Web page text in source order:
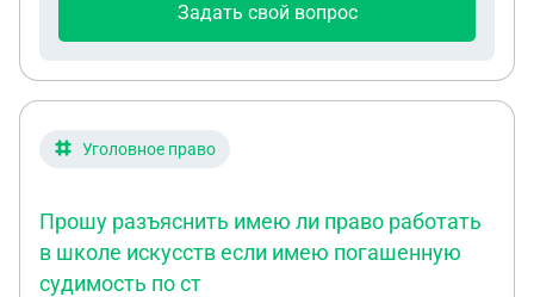
накоплены в браке
Задать свой вопрос
Уголовное право
Прошу разъяснить имею ли право работать
в школе искусств если имею погашенную
судимость по ст